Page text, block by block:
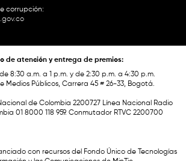
corrupción:
de atención y entrega de premios:
8:30 a.m. a 1 p.m. y de 2:30 p.m. a 4:30 p.m.
Medios Públicos, Carrera 45 # 26-33, Bogotá.
de Colombia 2200727 Línea Nacional Radio
01 8000 118 959. Conmutador RTVC 2200700
con recursos del Fondo Único de Tecnologías